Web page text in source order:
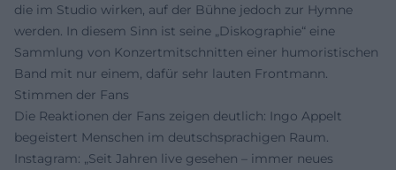
die im Studio wirken, auf der Bühne jedoch zur Hymne
werden. In diesem Sinn ist seine „Diskographie“ eine
Sammlung von Konzertmitschnitten einer humoristischen
Band mit nur einem, dafür sehr lauten Frontmann.
Stimmen der Fans
Die Reaktionen der Fans zeigen deutlich: Ingo Appelt
begeistert Menschen im deutschsprachigen Raum.
Instagram: „Seit Jahren live gesehen – immer neues